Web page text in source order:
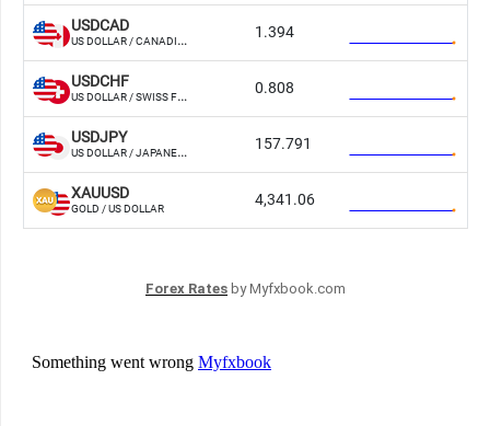
Forex Rates by Myfxbook.com